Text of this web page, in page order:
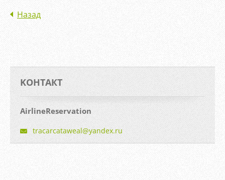
Назад
KOНТАКТ
AirlineReservation
tracarcataweal@yandex.ru